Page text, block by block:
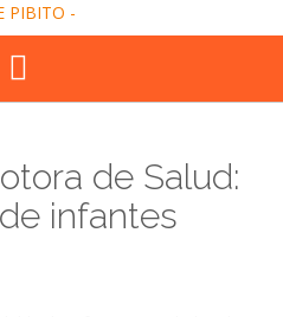
de Salud:
infantes